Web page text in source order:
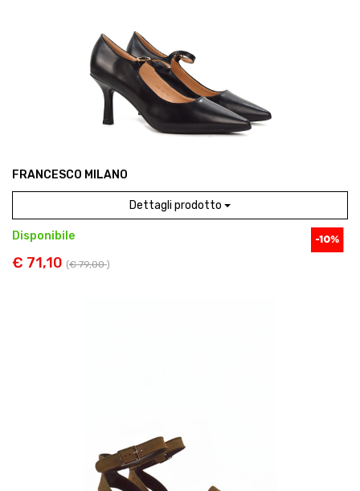
FRANCESCO MILANO
Dettagli prodotto
Disponibile
€ 71,10 (€ 79,00)